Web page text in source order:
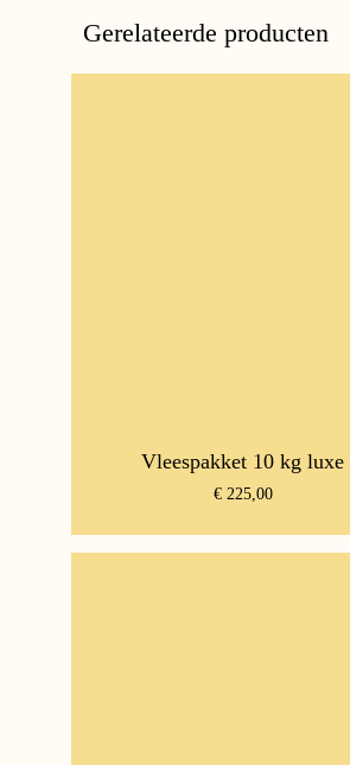
Gerelateerde producten
Vleespakket 10 kg luxe
€225,00